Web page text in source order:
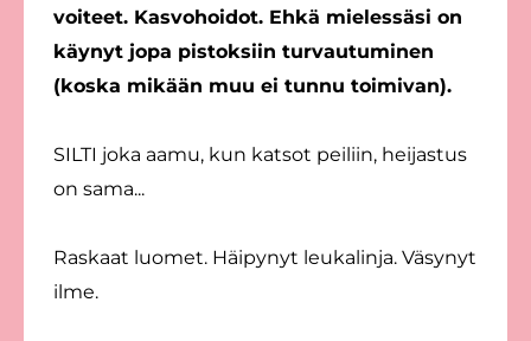
voiteet. Kasvohoidot. Ehkä mielessäsi on
käynyt jopa pistoksiin turvautuminen
(koska mikään muu ei tunnu toimivan).
SILTI joka aamu, kun katsot peiliin, heijastus
on sama...
Raskaat luomet. Häipynyt leukalinja. Väsynyt
ilme.